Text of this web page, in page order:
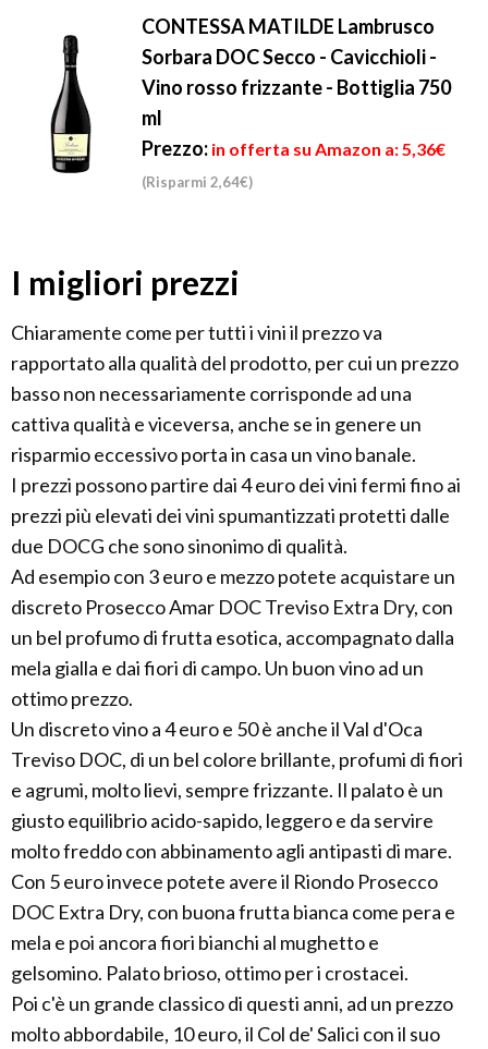
CONTESSA MATILDE Lambrusco
Sorbara DOC Secco - Cavicchioli -
Vino rosso frizzante - Bottiglia 750
ml
Prezzo: in offerta su Amazon a: 5,36€
(Risparmi 2,64€)
I migliori prezzi
Chiaramente come per tutti i vini il prezzo va
rapportato alla qualità del prodotto, per cui un prezzo
basso non necessariamente corrisponde ad una
cattiva qualità e viceversa, anche se in genere un
risparmio eccessivo porta in casa un vino banale.
I prezzi possono partire dai 4 euro dei vini fermi fino ai
prezzi più elevati dei vini spumantizzati protetti dalle
due DOCG che sono sinonimo di qualità.
Ad esempio con 3 euro e mezzo potete acquistare un
discreto Prosecco Amar DOC Treviso Extra Dry, con
un bel profumo di frutta esotica, accompagnato dalla
mela gialla e dai fiori di campo. Un buon vino ad un
ottimo prezzo.
Un discreto vino a 4 euro e 50 è anche il Val d'Oca
Treviso DOC, di un bel colore brillante, profumi di fiori
e agrumi, molto lievi, sempre frizzante. Il palato è un
giusto equilibrio acido-sapido, leggero e da servire
molto freddo con abbinamento agli antipasti di mare.
Con 5 euro invece potete avere il Riondo Prosecco
DOC Extra Dry, con buona frutta bianca come pera e
mela e poi ancora fiori bianchi al mughetto e
gelsomino. Palato brioso, ottimo per i crostacei.
Poi c'è un grande classico di questi anni, ad un prezzo
molto abbordabile, 10 euro, il Col de' Salici con il suo